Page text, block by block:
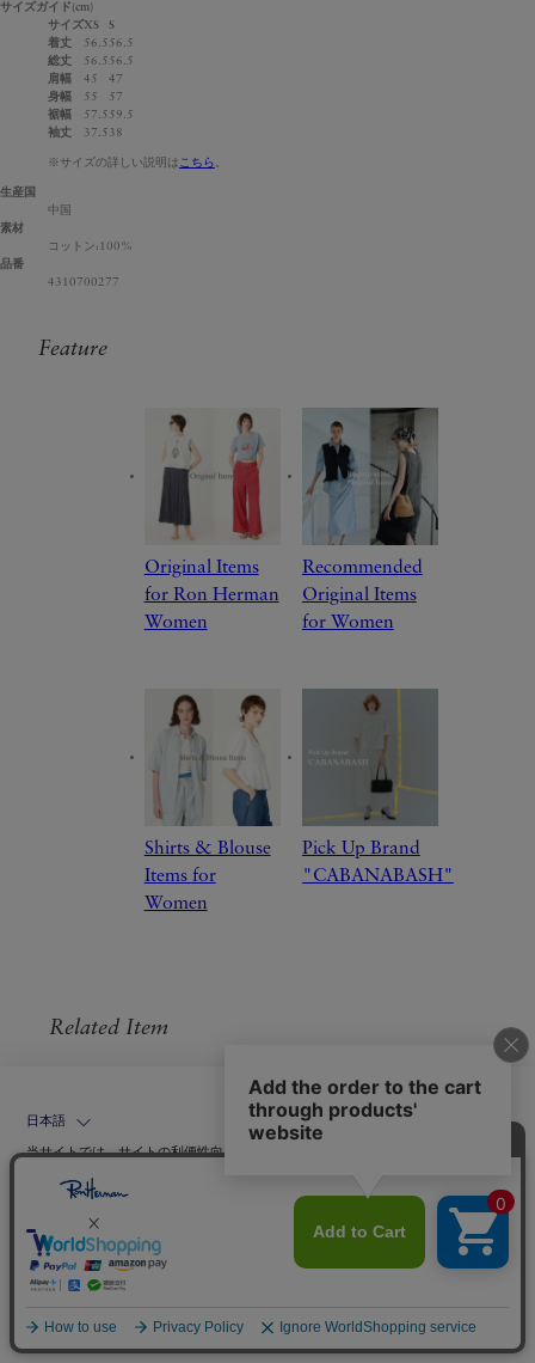
サイズガイド(cm)
サイズXS
S
着丈
56.556.5
総丈
56.556.5
肩幅
45
47
身幅
55
57
裾幅
57.559.5
袖丈
37.538
※サイズの詳しい説明はこちら。
生産国
中国
素材
コットン:100%
品番
4310700277
Feature
Original Items
for Ron Herman
Women
Recommended
Original Items
for Women
Shirts & Blouse
Items for
Women
Pick Up Brand
"CABANABASH"
Related Item
日本語
当サイトでは、サイトの利便性向上のためにクッキーを使用いたします。ボタン
ーの使用に同意したことになります。クッキーを通じて収集する情報には「お客
様個人を特定できる情報」は一切含まれておりません。詳細は
クッキーポリシ
ー
をご確認ください。